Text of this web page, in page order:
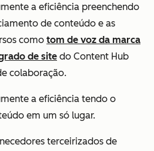
a eficiência preenchendo
de conteúdo e as
como tom de voz da marca
de site do Content Hub
colaboração.
a eficiência tendo o
em um só lugar.
terceirizados de